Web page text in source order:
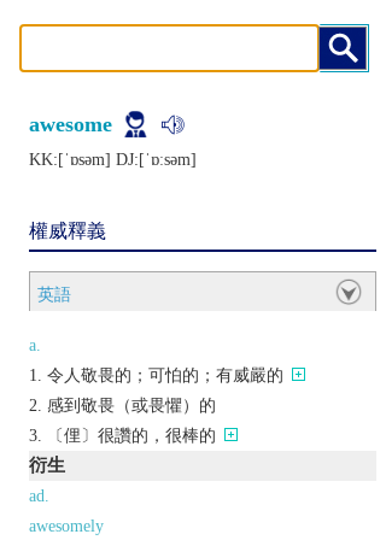
awesome
KK:[ˈɒsǝm] DJ:[ˈɒːsǝm]
權威釋義
英語
a.
令人敬畏的；可怕的；有威嚴的
感到敬畏（或畏懼）的
〔俚〕很讚的，很棒的
衍生
ad.
awesomely